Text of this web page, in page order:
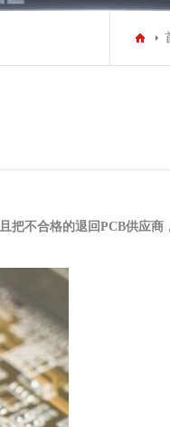
把不合格的退回PCB供应商